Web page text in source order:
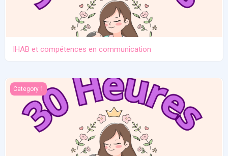
IHAB et compétences en communication
Contraception. Allaitement en situation de crise
Category 1